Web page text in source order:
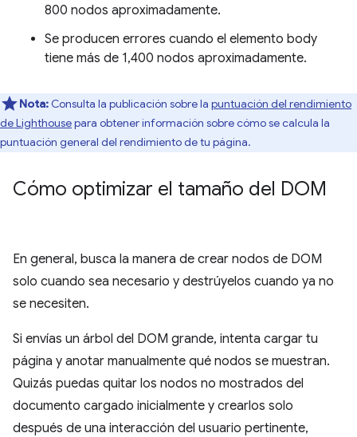
800 nodos aproximadamente.
Se producen errores cuando el elemento body
tiene más de 1,400 nodos aproximadamente.
Nota: Consulta la publicación sobre la puntuación del rendimiento
de Lighthousepara obtener información sobre cómo se calcula la
puntuación general del rendimiento de tu página.
Cómo optimizar el tamaño del DOM
En general, busca la manera de crear nodos de DOM
solo cuando sea necesario y destrúyelos cuando ya no
se necesiten.
Si envías un árbol del DOM grande, intenta cargar tu
página y anotar manualmente qué nodos se muestran.
Quizás puedas quitar los nodos no mostrados del
documento cargado inicialmente y crearlos solo
después de una interacción del usuario pertinente,